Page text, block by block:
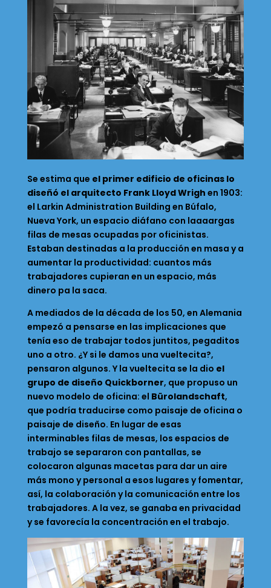
Se estima que el primer edificio de oficinas lo
diseñó el arquitecto Frank Lloyd Wrigh en 1903:
el Larkin Administration Building en Búfalo,
Nueva York, un espacio diáfano con laaaargas
filas de mesas ocupadas por oficinistas.
Estaban destinadas a la producción en masa y a
aumentar la productividad: cuantos más
trabajadores cupieran en un espacio, más
dinero pa la saca.
A mediados de la década de los 50, en Alemania
empezó a pensarse en las implicaciones que
tenía eso de trabajar todos juntitos, pegaditos
uno a otro. ¿Y si le damos una vueltecita?,
pensaron algunos. Y la vueltecita se la dio el
grupo de diseño Quickborner, que propuso un
nuevo modelo de oficina: el Bürolandschaft,
que podría traducirse como paisaje de oficina o
paisaje de diseño. En lugar de esas
interminables filas de mesas, los espacios de
trabajo se separaron con pantallas, se
colocaron algunas macetas para dar un aire
más mono y personal a esos lugares y fomentar,
así, la colaboración y la comunicación entre los
trabajadores. A la vez, se ganaba en privacidad
y se favorecía la concentración en el trabajo.